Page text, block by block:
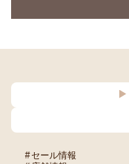
セール情報